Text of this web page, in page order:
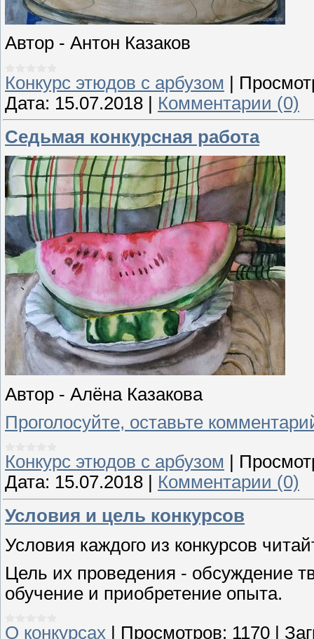
Автор - Антон Казаков
Конкурс этюдов с арбузом
Дата: 15.07.2018
Комментарии (0)
Седьмая конкурсная работа
Автор - Алёна Казакова
Проголосуйте, оставьте
Конкурс этюдов с арбузом
Дата: 15.07.2018
Комментарии (0)
Условия и цель конкурсов
Условия каждого из конкурсов
Цель их проведения - обсуждение
обучение и приобретение опыта.
О конкурсах Просмотров: 1170